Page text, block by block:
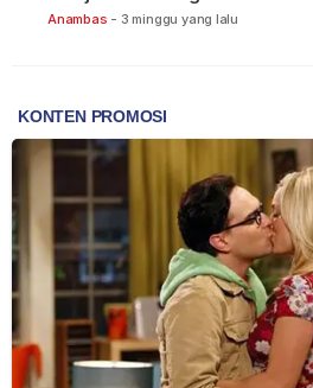
Anambas - 3 minggu yang lalu